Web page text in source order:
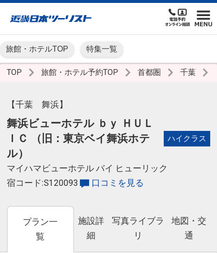
旅館・ホテルTOP 特集一覧
TOP 旅館・ホテル予約TOP 首都圏 千葉
【千葉 舞浜】
舞浜ビューホテル ｂｙ ＨＵＬ
ＩＣ （旧：東京ベイ舞浜ホテ
ル）
ハイクラス
マイハマビューホテル バイ ヒューリック
宿コード:S120093
口コミを見る
プラン一
覧
施設詳
細
写真ライブラ
リ
地図・交
通